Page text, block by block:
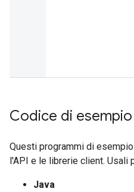
Codice di esempio
Questi programmi di
l'API e le librerie client. Usali
Java